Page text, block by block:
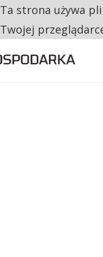
RESTRYKCJE CHIN
Ta strona używa
Twojej